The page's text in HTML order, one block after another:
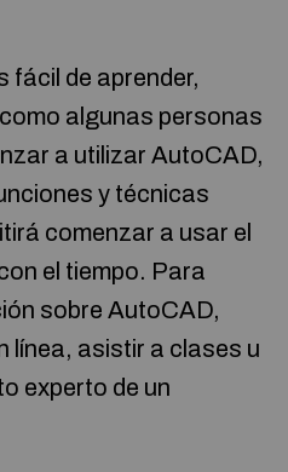
fácil de aprender,
algunas personas
a utilizar AutoCAD,
y técnicas
comenzar a usar el
el tiempo. Para
sobre AutoCAD,
línea, asistir a clases u
experto de un